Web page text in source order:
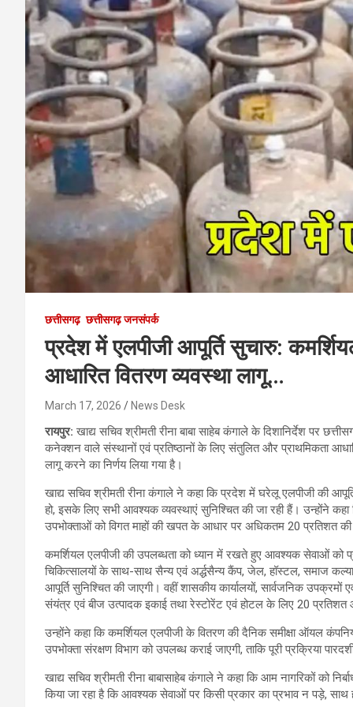
छत्तीसगढ़ छत्तीसगढ़ जनसंपर्क
प्रदेश में एलपीजी आपूर्ति सुचारु:
आधारित वितरण व्यवस्था लागू…
March 17, 2026 News Desk
रायपुर:खाद्य सचिव श्रीमती रीना बाबा साहेब कंगाले के दिशानिर्देश पर
कनेक्शन वाले संस्थानों एवं प्रतिष्ठानों के लिए संतुलित और प्राथमिकता
लागू करने का निर्णय लिया गया है।
खाद्य सचिव श्रीमती रीना कंगाले ने कहा कि प्रदेश में घरेलू एलपीजी की
हो, इसके लिए सभी आवश्यक व्यवस्थाएं सुनिश्चित की जा रही हैं। उन्होंने
उपभोक्ताओं को विगत माहों की खपत के आधार पर अधिकतम 20 प्रतिशत
कमर्शियल एलपीजी की उपलब्धता को ध्यान में रखते हुए आवश्यक सेवाओं को
चिकित्सालयों के साथ-साथ सैन्य एवं अर्द्धसैन्य कैंप, जेल, हॉस्टल, समाज
आपूर्ति सुनिश्चित की जाएगी। वहीं शासकीय कार्यालयों, सार्वजनिक
संयंत्र एवं बीज उत्पादक इकाई तथा रेस्टोरेंट एवं होटल के लिए 20 प्रतिशत
उन्होंने कहा कि कमर्शियल एलपीजी के वितरण की दैनिक समीक्षा ऑयल
उपभोक्ता संरक्षण विभाग को उपलब्ध कराई जाएगी, ताकि पूरी प्रक्रिया
खाद्य सचिव श्रीमती रीना बाबासाहेब कंगाले ने कहा कि आम नागरिकों को
किया जा रहा है कि आवश्यक सेवाओं पर किसी प्रकार का प्रभाव न पड़े,